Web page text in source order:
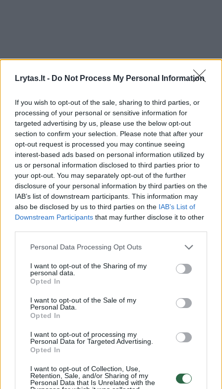
Lrytas.lt - Do Not Process My Personal Information
If you wish to opt-out of the sale, sharing to third parties, or
processing of your personal or sensitive information for
targeted advertising by us, please use the below opt-out
section to confirm your selection. Please note that after your
opt-out request is processed you may continue seeing
interest-based ads based on personal information utilized by
us or personal information disclosed to third parties prior to
your opt-out. You may separately opt-out of the further
disclosure of your personal information by third parties on the
IAB’s list of downstream participants. This information may
also be disclosed by us to third parties on the IAB’s List of
Downstream Participants that may further disclose it to other
Personal Data Processing Opt Outs
I want to opt-out of the Sharing of my
personal data.
Opted In
I want to opt-out of the Sale of my
Personal Data.
Opted In
I want to opt-out of processing my
Personal Data for Targeted Advertising.
Opted In
I want to opt-out of Collection, Use,
Retention, Sale, and/or Sharing of my
Personal Data that Is Unrelated with the
Pasaulis Konfliktai ir saugumas
Karas Ukrainoje. Dėl „Patriot“
raketų – svarbi V. Zelenskio žinia
(5)
2026 m. rugpjūčio 8 d. 05:16
Lrytas.lt
Nuolat pildoma
penktuosius metus, Kyjivo pajėgos toliau
tvirtai ginasi nuo okupantų. Tuo tarpu
Maskva siekia užimti kuo daugiau
Ukrainos teritorijų ir užsitikrinti sau
siekiant skubiai užbaigti karą.​​​​​​​​​​​​​​​​​​​​​​​​​​​